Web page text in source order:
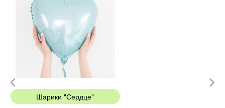
Шарики "Сердце"